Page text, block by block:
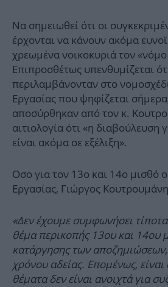
Να σημειωθεί ότι οι
έρχονται να κάνουν ακόμα
χρεωμένα νοικοκυριά τον
Επιπροσθέτως υπενθυμίζεται
περιλαμβάνονταν στο
Εργασίας που ψηφίζεται
αποσύρθηκαν από τον κ.
αιτιολογία ότι «η διαβούλευση
είναι ακόμα σε εξέλιξη».
Οσο για τον 13ο και 14ο μισθό
Εργασίας, Γιώργος
«Δεν έχουμε συμφωνήσει
θέμα περικοπής 13ου και 14ου
κατάργησης των
χρόνου αδείας. Επομένως,
θέματα δεν είναι ανοιχτά για